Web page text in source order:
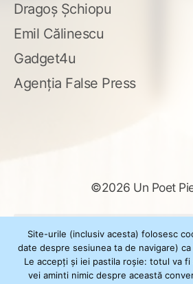
Dragoș Șchiopu
Emil Călinescu
Gadget4u
Agenția False Press
©2026 Un Poet
după:
Site-urile (inclusiv acesta) folosesc
date despre sesiunea ta de navigare)
Le accepți și iei pastila roșie: totul va
vei aminti nimic despre această